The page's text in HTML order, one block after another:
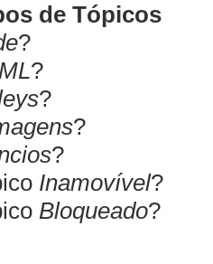
de Tópicos
?
?
?
?
?
Inamovível?
Bloqueado?